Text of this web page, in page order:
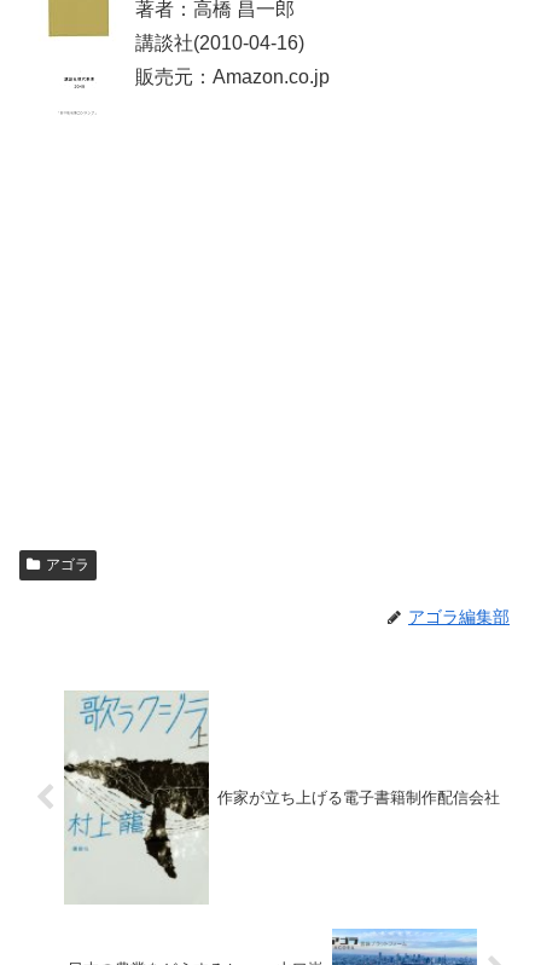
著者：高橋 昌一郎
講談社(2010-04-16)
販売元：Amazon.co.jp
アゴラ
アゴラ編集部
作家が立ち上げる電子書籍制作配信会社